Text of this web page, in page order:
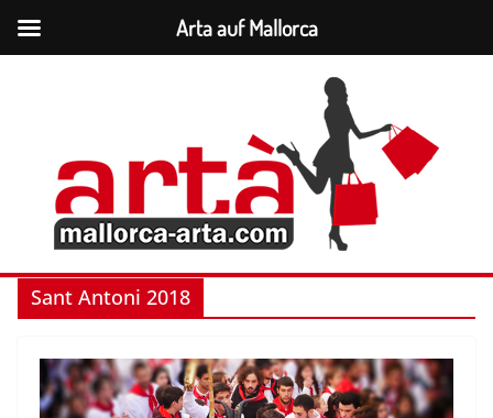
Sant Antoni 2018
Arta auf Mallorca